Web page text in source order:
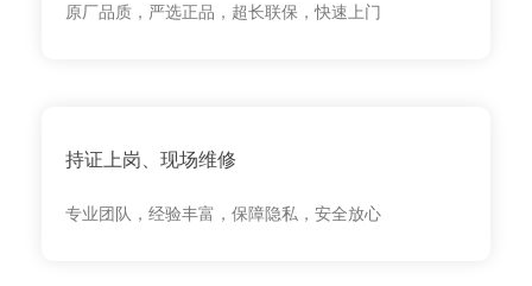
原厂品质，严选正品，超长联保，快速上门
持证上岗、现场维修
专业团队，经验丰富，保障隐私，安全放心